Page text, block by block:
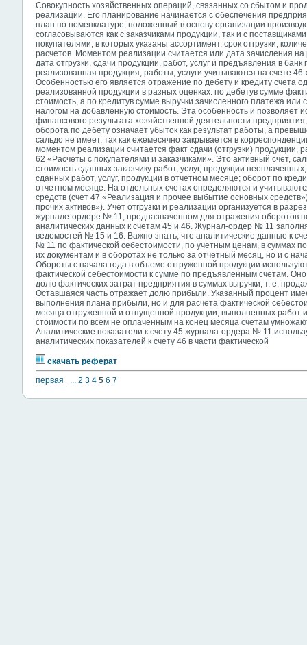
Совокупность хозяйственных операций, связанных со сбытом и
реализации. Его планирование начинается с обеспечения
план по номенклатуре, положенный в основу организации
согласовываются как с заказчиками продукции, так и с
покупателями, в которых указаны ассортимент, срок отгрузки,
расчетов. Моментом реализации считается или дата зачисления
дата отгрузки, сдачи продукции, работ, услуг и предъявления в
реализованная продукция, работы, услуги учитываются на счете 46
Особенностью его является отражение по дебету и кредиту счета
реализованной продукции в разных оценках: по дебетув сумме
стоимость, а по кредитув сумме выручки зачисленного платежа
налогом на добавленную стоимость. Эта особенность и позволяет
финансового результата хозяйственной деятельности
оборота по дебету означает убыток как результат работы, а
сальдо не имеет, так как ежемесячно закрывается в
моментом реализации считается факт сдачи (отгрузки) продукции,
62 «Расчеты с покупателями и заказчиками». Это активный счет,
стоимость сданных заказчику работ, услуг, продукции
сданных работ, услуг, продукции в отчетном месяце; оборот по
отчетном месяце. На отдельных счетах определяются и
средств (счет 47 «Реализация и прочее выбытие основных
прочих активов»). Учет отгрузки и реализации организуется в
журнале-ордере № 11, предназначенном для отражения оборотов
аналитических данных к счетам 45 и 46. Журнал-ордер № 11
ведомостей № 15 и 16. Важно знать, что аналитические данные к
№ 11 по фактической себестоимости, по учетным ценам, в суммах
их документам и в оборотах не только за отчетный месяц, но и с
Обороты с начала года в объеме отгруженной продукции
фактической себестоимости к сумме по предъявленным счетам.
долю фактических затрат предприятия в суммах выручки, т. е.
Оставшаяся часть отражает долю прибыли. Указанный процент
выполнения плана прибыли, но и для расчета фактической
месяца отгруженной и отпущенной продукции, выполненных работ
стоимости по всем не оплаченным на конец месяца счетам
Аналитические показатели к счету 45 журнала-ордера № 11
аналитических показателей к счету 46 в части фактической
скачать реферат
первая
... 2 3 4 5 6 7